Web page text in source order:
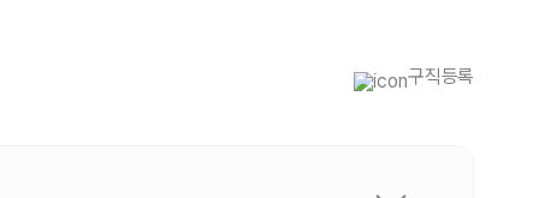
구직등록